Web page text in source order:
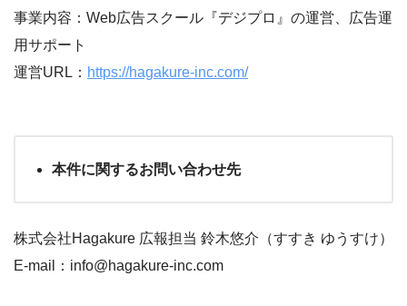
事業内容：Web広告スクール『デジプロ』の運営、広告運
用サポート
運営URL： https://hagakure-inc.com/
本件に関するお問い合わせ先
株式会社Hagakure 広報担当 鈴木悠介（すすき ゆうすけ）
E-mail：info@hagakure-inc.com